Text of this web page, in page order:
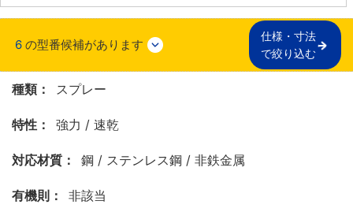
6 の型番候補があります
仕様・寸法
で絞り込む
種類： スプレー
特性： 強力 / 速乾
対応材質： 鋼 / ステンレス鋼 / 非鉄金属
有機則： 非該当